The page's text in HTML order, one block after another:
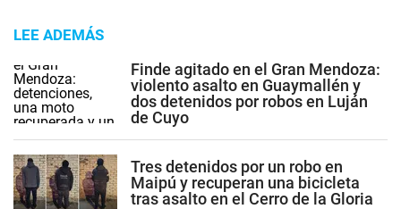
LEE ADEMÁS
Finde agitado en el Gran Mendoza:
violento asalto en Guaymallén y
dos detenidos por robos en Luján
de Cuyo
Tres detenidos por un robo en
Maipú y recuperan una bicicleta
tras asalto en el Cerro de la Gloria